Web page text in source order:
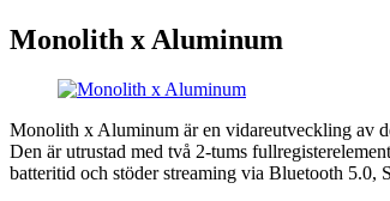
Monolith x Aluminum
Monolith x Aluminum är en vidareutveckling av
Den är utrustad med två 2-tums
batteritid och stöder streaming via Bluetooth 5.0,